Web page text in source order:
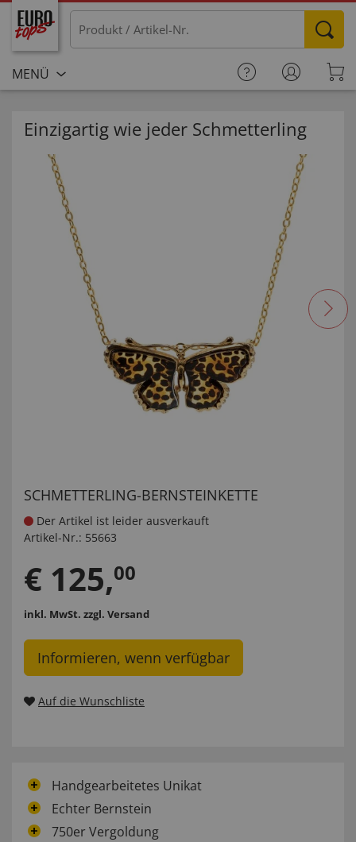
MENÜ
Einzigartig wie jeder Schmetterling
SCHMETTERLING-BERNSTEINKETTE
Der Artikel ist leider ausverkauft
Artikel-Nr.: 55663
€ 125,00
inkl. MwSt. zzgl. Versand
Informieren, wenn verfügbar
Auf die Wunschliste
Handgearbeitetes Unikat
Echter Bernstein
750er Vergoldung